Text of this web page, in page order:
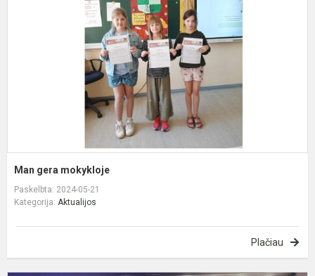
Man gera mokykloje
Paskelbta: 2024-05-21
Kategorija: Aktualijos
Plačiau